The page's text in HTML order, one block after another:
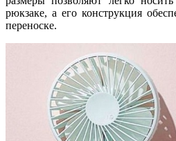
рюкзаке, а его конструкция
переноске.